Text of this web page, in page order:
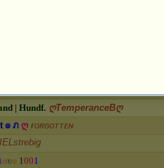
nd | Hundf. ღTemperanceBღ
t ๏ ภ ღ ғᴏʀɢᴏᴛᴛᴇɴ
σʋҽ 1001